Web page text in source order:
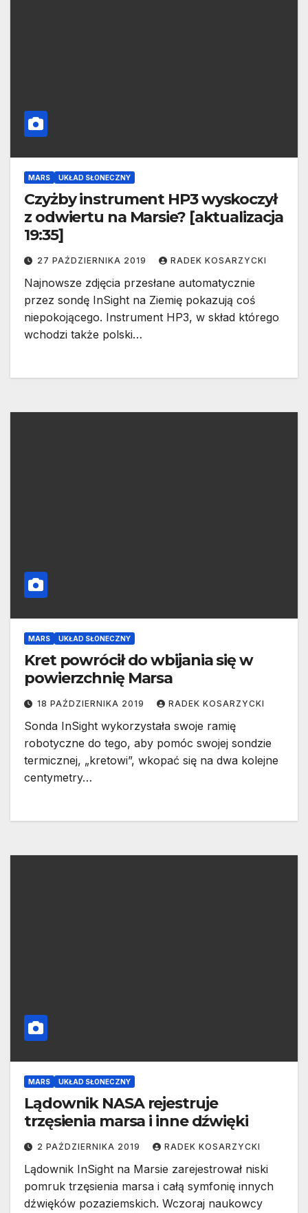
MARS UKŁAD SŁONECZNY
Czyżby instrument HP3 wyskoczył
z odwiertu na Marsie? [aktualizacja
19:35]
27 PAŹDZIERNIKA 2019 RADEK KOSARZYCKI
Najnowsze zdjęcia przesłane automatycznie
przez sondę InSight na Ziemię pokazują coś
niepokojącego. Instrument HP3, w skład którego
wchodzi także polski…
MARS UKŁAD SŁONECZNY
Kret powrócił do wbijania się w
powierzchnię Marsa
18 PAŹDZIERNIKA 2019 RADEK KOSARZYCKI
Sonda InSight wykorzystała swoje ramię
robotyczne do tego, aby pomóc swojej sondzie
termicznej, „kretowi”, wkopać się na dwa kolejne
centymetry…
MARS UKŁAD SŁONECZNY
Lądownik NASA rejestruje
trzęsienia marsa i inne dźwięki
2 PAŹDZIERNIKA 2019 RADEK KOSARZYCKI
Lądownik InSight na Marsie zarejestrował niski
pomruk trzęsienia marsa i całą symfonię innych
dźwięków pozaziemskich. Wczoraj naukowcy